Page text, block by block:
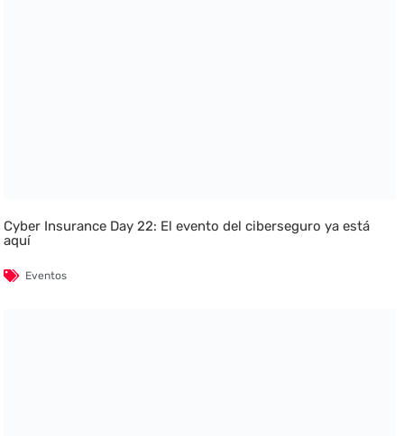
Cyber Insurance Day 22: El evento del ciberseguro ya está
aquí
Eventos